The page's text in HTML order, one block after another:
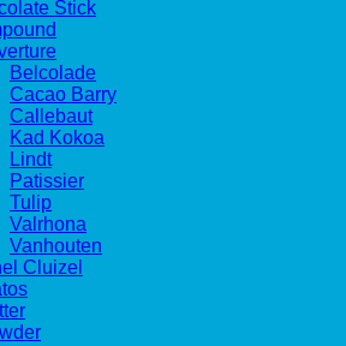
Stick
Belcolade
Cacao Barry
Callebaut
Kad Kokoa
Lindt
Patissier
Tulip
Valrhona
Vanhouten
Cluizel